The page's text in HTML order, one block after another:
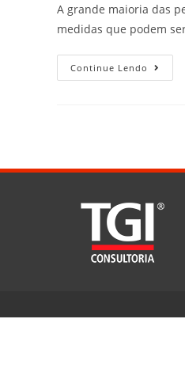
A grande maioria das
medidas que podem
Continue Lendo